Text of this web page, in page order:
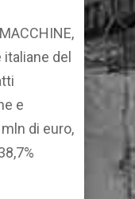
del
e
di euro,